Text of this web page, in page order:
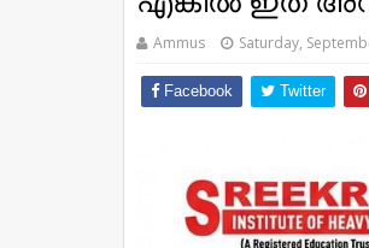
Ammus Saturday,
Facebook Twitter